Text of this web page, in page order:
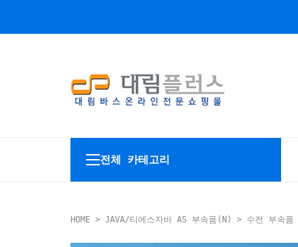
전체 카테고리
HOME > JAVA/티에스자바 AS 부속품(N) > 수전 부속품